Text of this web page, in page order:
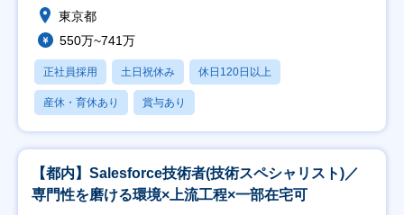
東京都
550万~741万
正社員採用 土日祝休み 休日120日以上
産休・育休あり 賞与あり
【都内】Salesforce技術者(技術スペシャリスト)／
専門性を磨ける環境×上流工程×一部在宅可